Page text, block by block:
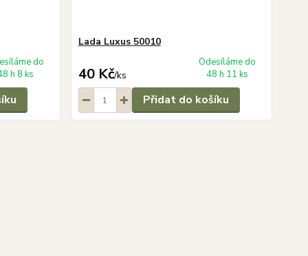
do
h 8 ks
Lada Luxus 50010
40 Kč/ks
Odesíláme do
48 h 11 ks
Přidat do košíku